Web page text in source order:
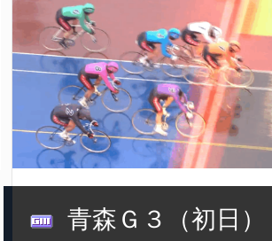
青森Ｇ３（初日）